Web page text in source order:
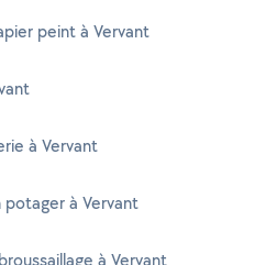
peint à Vervant
à Vervant
à Vervant
à Vervant